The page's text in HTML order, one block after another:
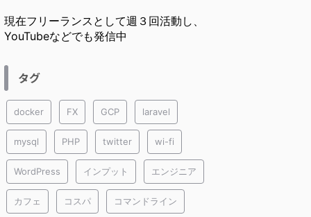
現在フリーランスとして週３回活動し、
YouTubeなどでも発信中
タグ
docker FX GCP laravel
mysql PHP twitter wi-fi
WordPress インプット エンジニア
カフェ コスパ コマンドライン